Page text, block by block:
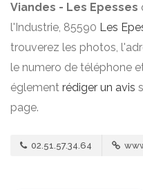
Viandes - Les Epesses
l'Industrie, 85590 Les
trouverez les photos,
le numero de téléphone
églement rédiger un avis
page.
02.51.57.34.64